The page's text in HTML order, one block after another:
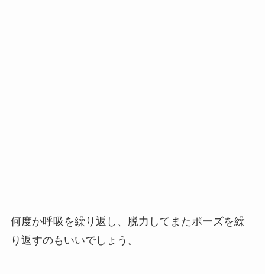
何度か呼吸を繰り返し、脱力してまたポーズを繰
り返すのもいいでしょう。